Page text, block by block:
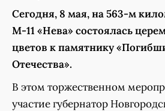
Сегодня, 8 мая, на 563-м
М-11 «Нева» состоялась
цветов к памятнику
Отечества».
В этом торжественном
участие губернатор